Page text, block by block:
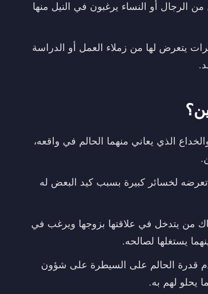
الرجال أو النساء يرغبون في النيل منها
يتعرض لها من زملاء العمل أو الدراسة
الذي يعاني منهما الحالم في واقعه،
لخسائر كبيرة بسبب كيد البعض له
من يتدخل في علاقتها بزوجها ويرغب في
يستغلها لصالحه.
قدرة الحالم على السيطرة على شؤون
يحلو لهم به.